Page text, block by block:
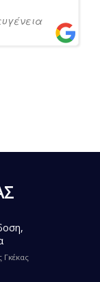
Γκέκας